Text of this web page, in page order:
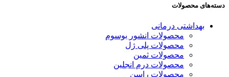
دسته‌های محصولات
بهداشتی درمانی
محصولات انشور بوسوم
محصولات پلی ژل
محصولات ثمین
محصولات درم انجلین
محصولات راسن